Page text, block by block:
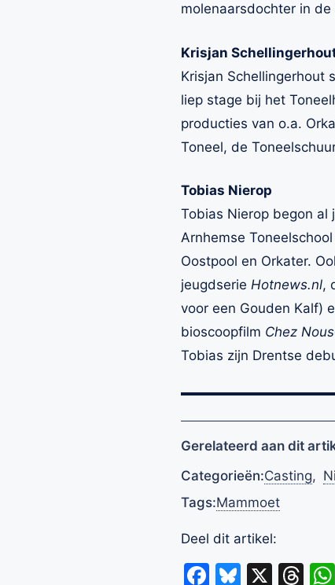
molenaarsdochter in
Krisjan
Krisjan Schellingerhout
liep stage bij het
producties van o.a.
Toneel, de
Tobias Nierop
Tobias Nierop begon al
Arnhemse
Oostpool en Orkater.
jeugdserie Hotnews.nl,
voor een Gouden Kalf)
bioscoopfilm Chez Nous
Tobias zijn Drentse
Gerelateerd aan dit
Categorieën:Casting,
Tags:Mammoet
Deel dit artikel:
Facebook
Bluesky
X